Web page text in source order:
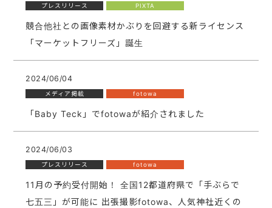
プレスリリース PIXTA
競合他社との画像素材かぶりを回避する新ライセンス
「マーケットフリーズ」誕生
2024/06/04
メディア掲載 fotowa
「Baby Teck」でfotowaが紹介されました
2024/06/03
プレスリリース fotowa
11月の予約受付開始！ 全国12都道府県で「手ぶらで
七五三」が可能に 出張撮影fotowa、人気神社近くの